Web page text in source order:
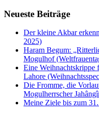
Neueste Beiträge
Der kleine Akbar
2025)
Haram Begum:
Mogulhof
Eine Weihnachtskrippe
Lahore
Die Fromme, die
Mogulherrscher
Meine Ziele bis zum